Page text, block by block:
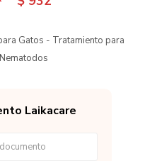
Gatos - Tratamiento para
Laikacare